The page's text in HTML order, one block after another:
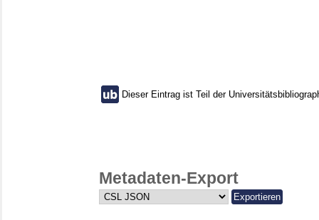
Dieser Eintrag ist Teil der
Metadaten-Export